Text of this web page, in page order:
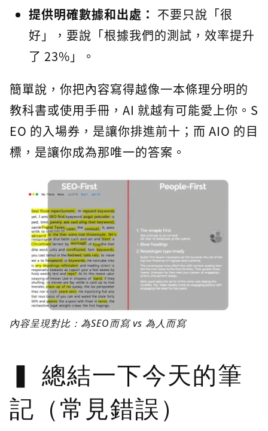
提供明確數據和出處： 不要只說「很
好」，要說「根據我們的測試，效率提升
了 23%」。
簡單說，你把內容寫得越像一本條理分明的
教科書或使用手冊，AI 就越有可能愛上你。S
EO 的入場券，是讓你排進前十；而 AIO 的目
標，是讓你成為那唯一的答案。
內容呈現對比：為SEO而寫 vs 為人而寫
總結一下今天的筆
記（常見錯誤）